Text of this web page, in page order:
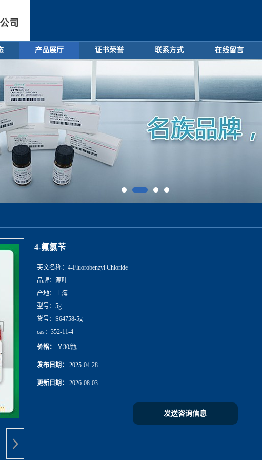
产品展厅 证书荣誉 联系方式 在线留言
4-氟氯苄
英文名称： 4-Fluorobenzyl Chloride
品牌： 源叶
产地： 上海
型号： 5g
货号： S64758-5g
cas： 352-11-4
价格： ￥30/瓶
发布日期： 2025-04-28
更新日期： 2026-08-03
发送咨询信息